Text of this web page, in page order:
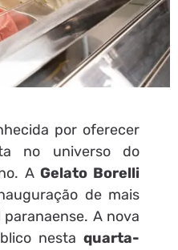
por oferecer
no universo do
A Gelato Borelli
de mais
A nova
nestaquarta-